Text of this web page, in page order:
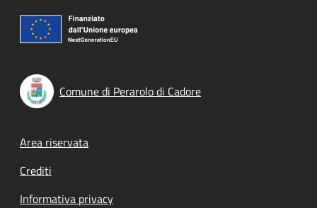
Comune di Perarolo di Cadore
Footer menu
Area riservata
Crediti
Informativa privacy